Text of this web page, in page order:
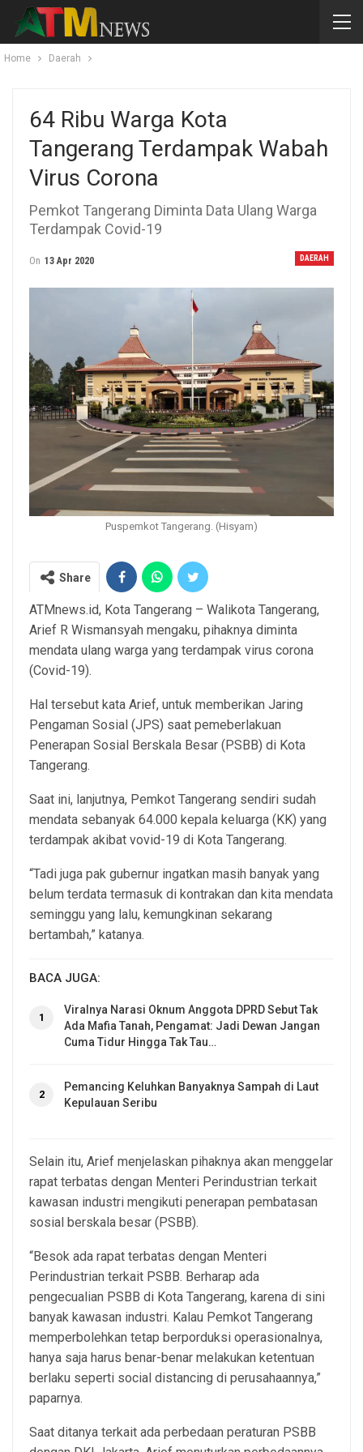
Home Daerah
64 Ribu Warga Kota
Tangerang Terdampak Wabah
Virus Corona
Pemkot Tangerang Diminta Data Ulang Warga
Terdampak Covid-19
DAERAH
On 13 Apr 2020
Puspemkot Tangerang. (Hisyam)
Share
ATMnews.id, Kota Tangerang – Walikota Tangerang,
Arief R Wismansyah mengaku, pihaknya diminta
mendata ulang warga yang terdampak virus corona
(Covid-19).
Hal tersebut kata Arief, untuk memberikan Jaring
Pengaman Sosial (JPS) saat pemeberlakuan
Penerapan Sosial Berskala Besar (PSBB) di Kota
Tangerang.
Saat ini, lanjutnya, Pemkot Tangerang sendiri sudah
mendata sebanyak 64.000 kepala keluarga (KK) yang
terdampak akibat vovid-19 di Kota Tangerang.
“Tadi juga pak gubernur ingatkan masih banyak yang
belum terdata termasuk di kontrakan dan kita mendata
seminggu yang lalu, kemungkinan sekarang
bertambah,” katanya.
BACA JUGA:
1
Viralnya Narasi Oknum Anggota DPRD Sebut Tak
Ada Mafia Tanah, Pengamat: Jadi Dewan Jangan
Cuma Tidur Hingga Tak Tau…
2
Pemancing Keluhkan Banyaknya Sampah di Laut
Kepulauan Seribu
Selain itu, Arief menjelaskan pihaknya akan menggelar
rapat terbatas dengan Menteri Perindustrian terkait
kawasan industri mengikuti penerapan pembatasan
sosial berskala besar (PSBB).
“Besok ada rapat terbatas dengan Menteri
Perindustrian terkait PSBB. Berharap ada
pengecualian PSBB di Kota Tangerang, karena di sini
banyak kawasan industri. Kalau Pemkot Tangerang
memperbolehkan tetap berporduksi operasionalnya,
hanya saja harus benar-benar melakukan ketentuan
berlaku seperti social distancing di perusahaannya,”
paparnya.
Saat ditanya terkait ada perbedaan peraturan PSBB